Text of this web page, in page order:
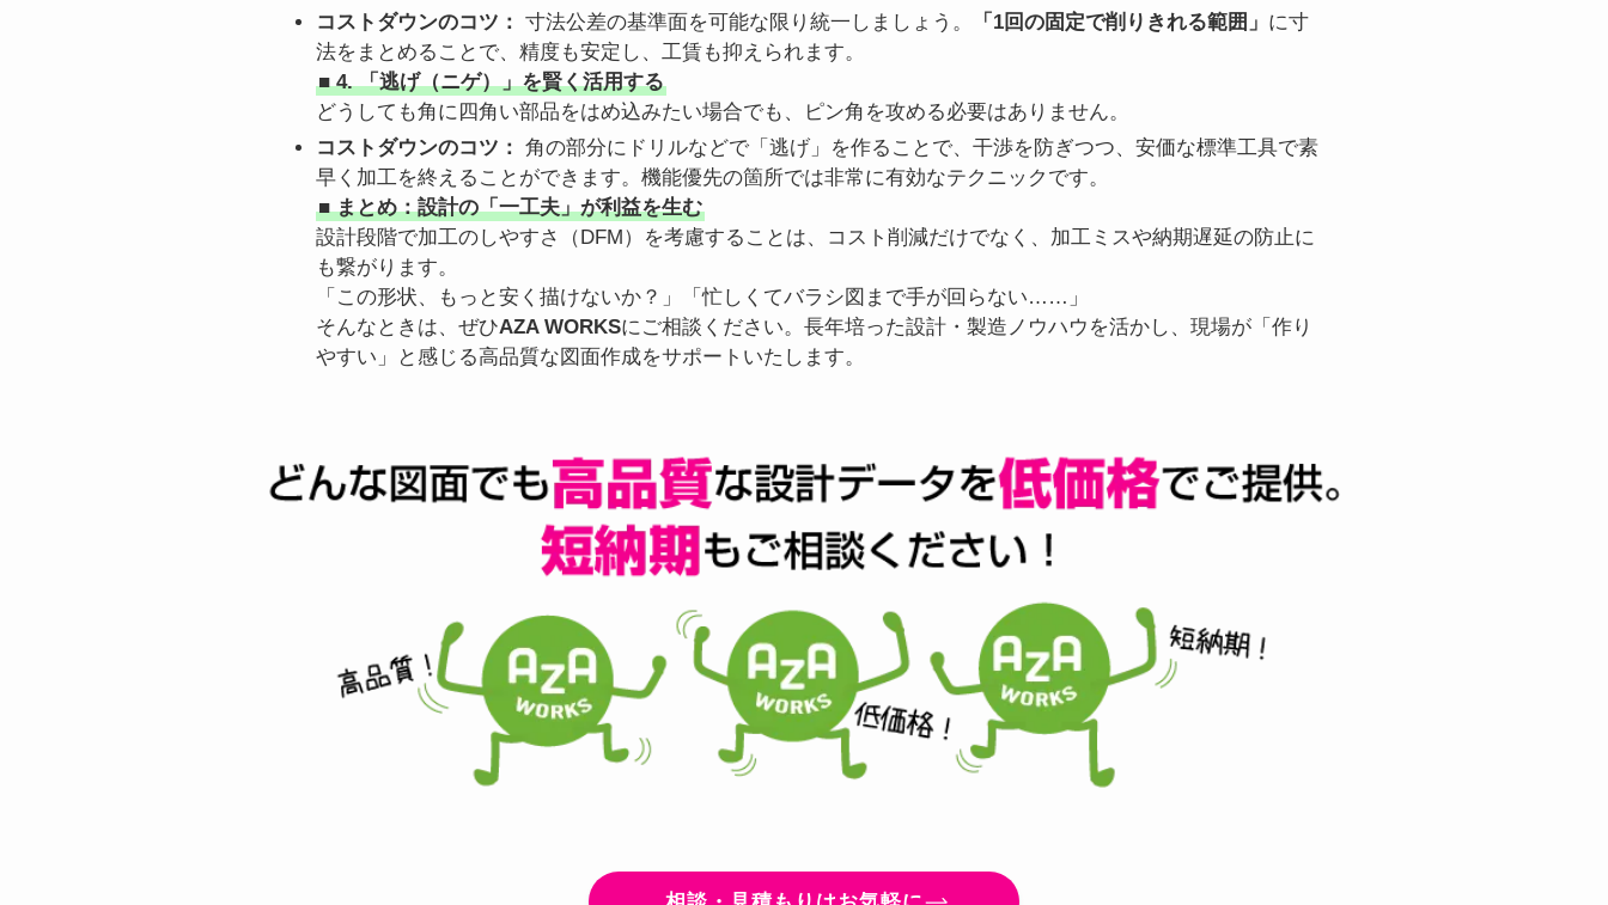
コストダウンのコツ： 寸法公差の基準面を可能な限り統一しましょう。 「1回の固定で削りきれる範囲」 に寸
法をまとめることで、精度も安定し、工賃も抑えられます。
■ 4. 「逃げ（ニゲ）」を賢く活用する
どうしても角に四角い部品をはめ込みたい場合でも、ピン角を攻める必要はありません。
コストダウンのコツ： 角の部分にドリルなどで「逃げ」を作ることで、干渉を防ぎつつ、安価な標準工具で素
早く加工を終えることができます。機能優先の箇所では非常に有効なテクニックです。
■ まとめ：設計の「一工夫」が利益を生む
設計段階で加工のしやすさ（DFM）を考慮することは、コスト削減だけでなく、加工ミスや納期遅延の防止に
も繋がります。
「この形状、もっと安く描けないか？」「忙しくてバラシ図まで手が回らない……」
そんなときは、ぜひAZA WORKSにご相談ください。長年培った設計・製造ノウハウを活かし、現場が「作り
やすい」と感じる高品質な図面作成をサポートいたします。